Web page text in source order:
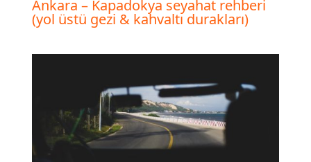
Ankara – Kapadokya seyahat rehberi
(yol üstü gezi & kahvaltı durakları)